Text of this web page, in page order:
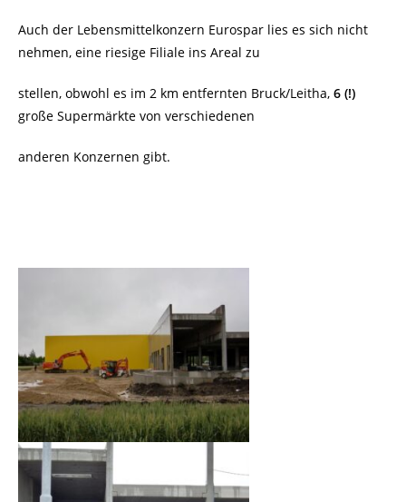
Auch der Lebensmittelkonzern Eurospar lies es sich nicht
nehmen, eine riesige Filiale ins Areal zu
stellen, obwohl es im 2 km entfernten Bruck/Leitha, 6 (!)
große Supermärkte von verschiedenen
anderen Konzernen gibt.